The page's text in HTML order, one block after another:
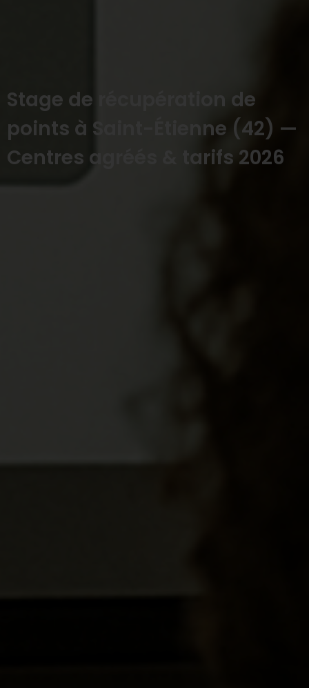
Stage de récupération de
points à Saint-Étienne (42) —
Centres agréés & tarifs 2026